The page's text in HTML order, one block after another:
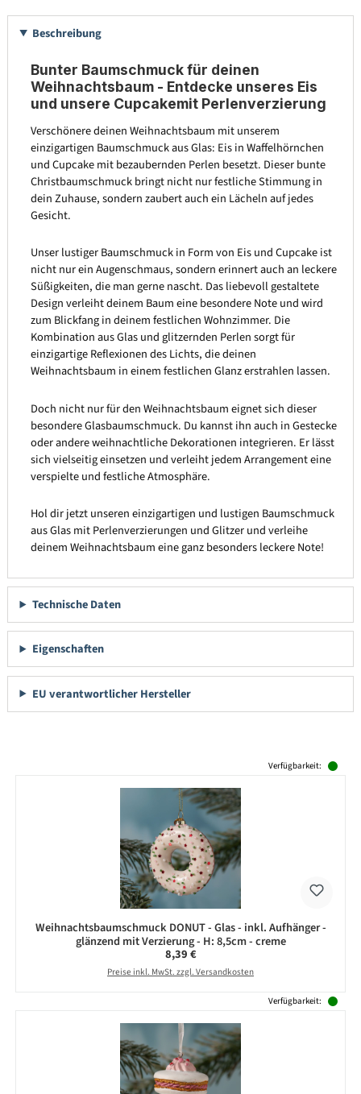
Beschreibung
Bunter Baumschmuck für deinen
Weihnachtsbaum - Entdecke unseres Eis
und unsere Cupcakemit Perlenverzierung
Verschönere deinen Weihnachtsbaum mit unserem
einzigartigen Baumschmuck aus Glas: Eis in Waffelhörnchen
und Cupcake mit bezaubernden Perlen besetzt. Dieser bunte
Christbaumschmuck bringt nicht nur festliche Stimmung in
dein Zuhause, sondern zaubert auch ein Lächeln auf jedes
Gesicht.
Unser lustiger Baumschmuck in Form von Eis und Cupcake ist
nicht nur ein Augenschmaus, sondern erinnert auch an leckere
Süßigkeiten, die man gerne nascht. Das liebevoll gestaltete
Design verleiht deinem Baum eine besondere Note und wird
zum Blickfang in deinem festlichen Wohnzimmer. Die
Kombination aus Glas und glitzernden Perlen sorgt für
einzigartige Reflexionen des Lichts, die deinen
Weihnachtsbaum in einem festlichen Glanz erstrahlen lassen.
Doch nicht nur für den Weihnachtsbaum eignet sich dieser
besondere Glasbaumschmuck. Du kannst ihn auch in Gestecke
oder andere weihnachtliche Dekorationen integrieren. Er lässt
sich vielseitig einsetzen und verleiht jedem Arrangement eine
verspielte und festliche Atmosphäre.
Hol dir jetzt unseren einzigartigen und lustigen Baumschmuck
aus Glas mit Perlenverzierungen und Glitzer und verleihe
deinem Weihnachtsbaum eine ganz besonders leckere Note!
Technische Daten
Eigenschaften
EU verantwortlicher Hersteller
Verfügbarkeit:
Weihnachtsbaumschmuck DONUT - Glas - inkl. Aufhänger -
glänzend mit Verzierung - H: 8,5cm - creme
Regulärer Preis:
8,39 €
Preise inkl. MwSt. zzgl. Versandkosten
Verfügbarkeit: